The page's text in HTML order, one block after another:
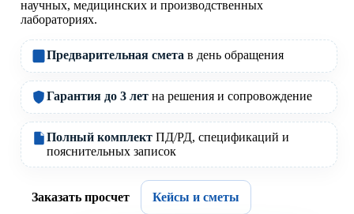
научных, медицинских и производственных
лабораториях.
Предварительная смета в день обращения
Гарантия до 3 лет на решения и сопровождение
Полный комплект ПД/РД, спецификаций и
пояснительных записок
Заказать просчет
Кейсы и сметы